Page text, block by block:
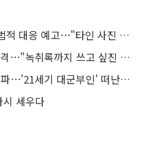
'나는 솔로' 31기 영숙, 결국 법적 대응 예고⋯"타인 사진 잘못 유포"
故 설리 친오빠, 김수현 또 저격⋯"녹취록까지 쓰고 싶진 않아"
'멋진 신세계' 시청률 10% 돌파⋯'21세기 대군부인' 떠난 자리 꿰찼다
시 세우다